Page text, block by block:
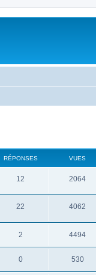
RÉPONSES VUES
12 2064
22 4062
2 4494
0 530